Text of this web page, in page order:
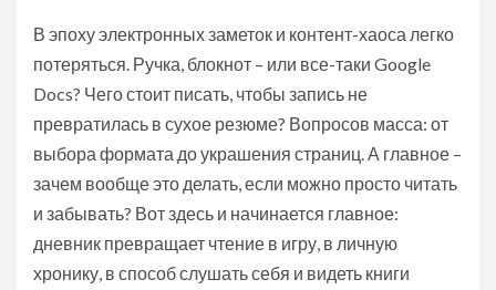
В эпоху электронных заметок и контент-хаоса легко
потеряться. Ручка, блокнот – или все-таки Google
Docs? Чего стоит писать, чтобы запись не
превратилась в сухое резюме? Вопросов масса: от
выбора формата до украшения страниц. А главное –
зачем вообще это делать, если можно просто читать
и забывать? Вот здесь и начинается главное:
дневник превращает чтение в игру, в личную
хронику, в способ слушать себя и видеть книги